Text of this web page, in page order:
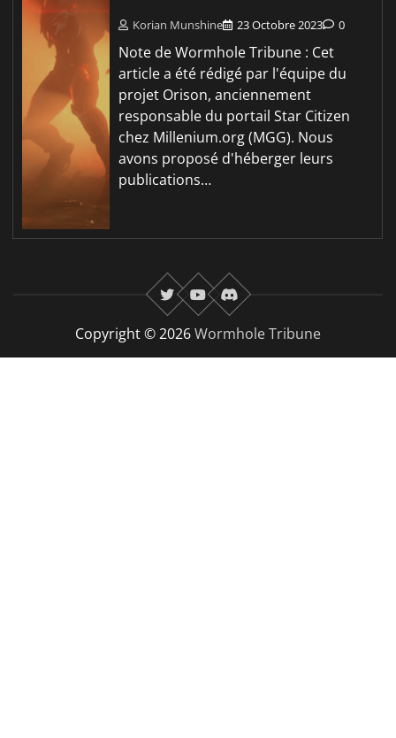
Korian Munshine 23 Octobre 2023 0
Note de Wormhole Tribune : Cet
article a été rédigé par l'équipe du
projet Orison, anciennement
responsable du portail Star Citizen
chez Millenium.org (MGG). Nous
avons proposé d'héberger leurs
publications…
twitteryoutubeDiscord
Copyright © 2026Wormhole Tribune